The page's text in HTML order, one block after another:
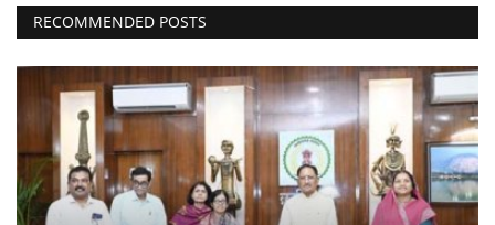
RECOMMENDED POSTS